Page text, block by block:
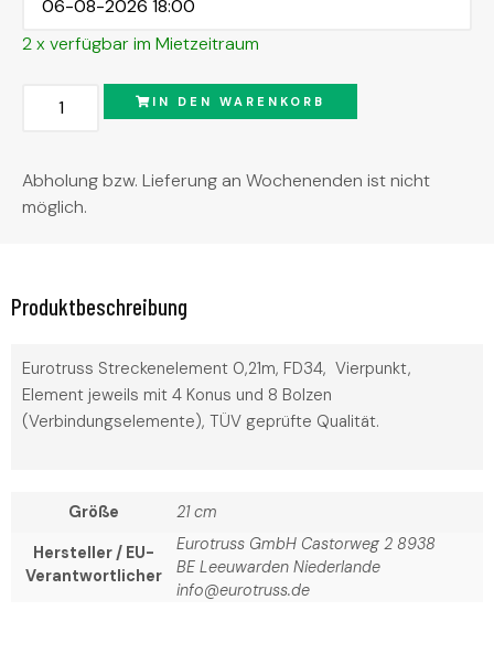
2 x verfügbar im Mietzeitraum
IN DEN WARENKORB
Abholung bzw. Lieferung an Wochenenden ist nicht
möglich.
Produktbeschreibung
Eurotruss Streckenelement 0,21m, FD34, Vierpunkt,
Element jeweils mit 4 Konus und 8 Bolzen
(Verbindungselemente), TÜV geprüfte Qualität.
Größe 21 cm
Hersteller / EU-
Verantwortlicher
Eurotruss GmbH Castorweg 2 8938
BE Leeuwarden Niederlande
info@eurotruss.de